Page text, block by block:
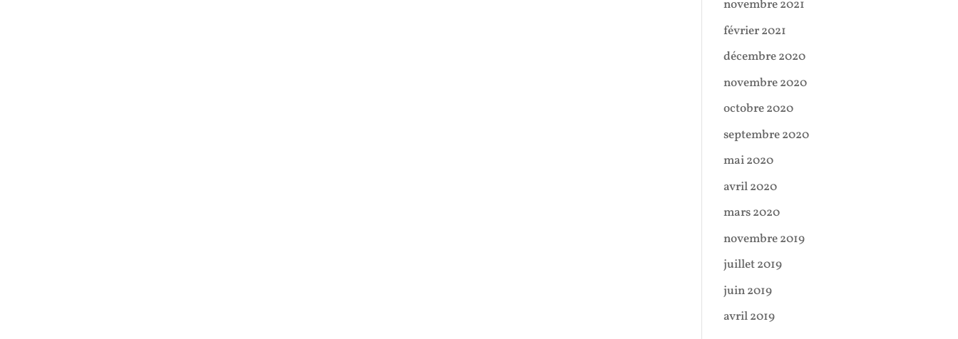
novembre 2021
février 2021
décembre 2020
novembre 2020
octobre 2020
septembre 2020
mai 2020
avril 2020
mars 2020
novembre 2019
juillet 2019
juin 2019
avril 2019